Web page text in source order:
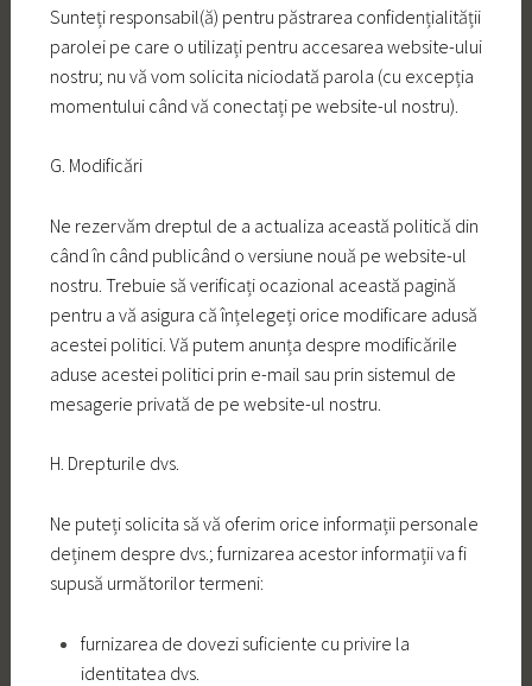
Sunteți responsabil(ă) pentru păstrarea confidențialității
parolei pe care o utilizați pentru accesarea website-ului
nostru; nu vă vom solicita niciodată parola (cu excepția
momentului când vă conectați pe website-ul nostru).
G. Modificări
Ne rezervăm dreptul de a actualiza această politică din
când în când publicând o versiune nouă pe website-ul
nostru. Trebuie să verificați ocazional această pagină
pentru a vă asigura că înțelegeți orice modificare adusă
acestei politici. Vă putem anunța despre modificările
aduse acestei politici prin e-mail sau prin sistemul de
mesagerie privată de pe website-ul nostru.
H. Drepturile dvs.
Ne puteți solicita să vă oferim orice informații personale
deținem despre dvs.; furnizarea acestor informații va fi
supusă următorilor termeni:
furnizarea de dovezi suficiente cu privire la
identitatea dvs.